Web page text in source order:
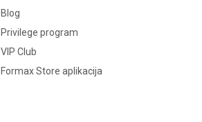
Blog
Privilege program
VIP Club
Formax Store aplikacija